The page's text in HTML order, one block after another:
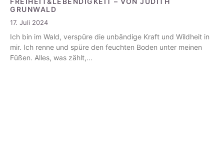
GRUNWALD
17. Juli 2024
Ich bin im Wald, verspüre die unbändige Kraft und Wildheit in
mir. Ich renne und spüre den feuchten Boden unter meinen
Füßen. Alles, was zählt,